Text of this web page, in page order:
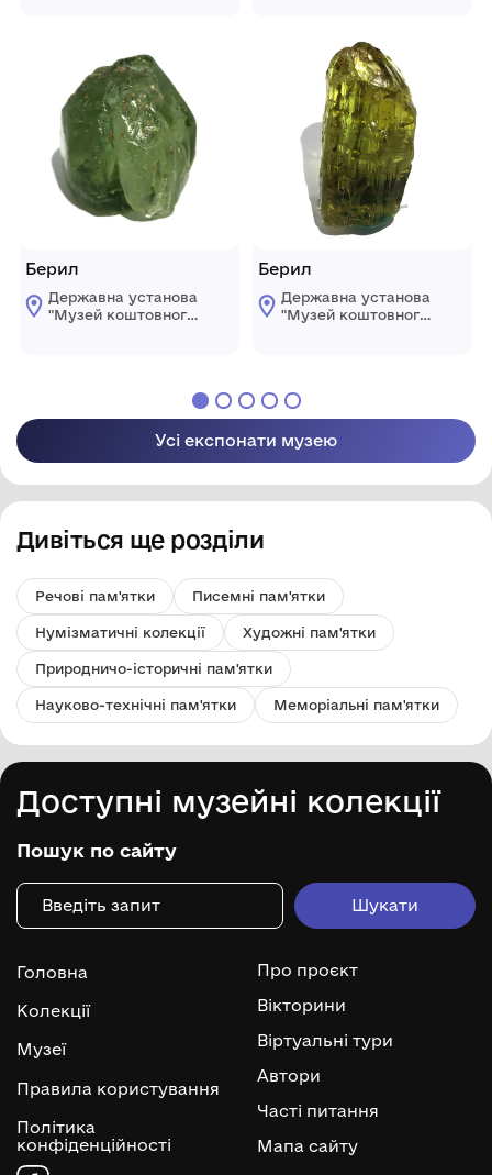
Берил
Державна установа
"Музей коштовного і
Берил
Державна установа
"Музей коштовного і
Усі експонати музею
Дивіться ще розділи
Речові пам'ятки Писемні пам'ятки
Нумізматичні колекції Художні пам'ятки
Природничо-історичні пам'ятки
Науково-технічні пам'ятки Меморіальні пам'ятки
Доступні музейні колекції
Пошук по сайту
Головна
Колекції
Музеї
Правила користування
Політика
конфіденційності
Про проєкт
Вікторини
Віртуальні тури
Автори
Часті питання
Мапа сайту